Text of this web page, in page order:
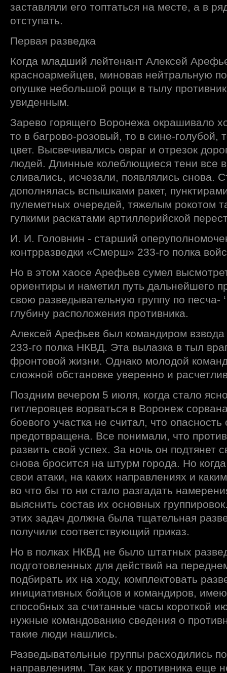
заставляли его топтаться на месте, а в
отступать.
Первая разведка
Когда младший лейтенант Алексей
красноармейцев, миновав нейтральную
опушке небольшой рощи в тылу
увиденным.
Зарево горящего Воронежа окрашивало
то в багрово-розовый, то в сине-голубой,
цвет. Высвечивались овраг и отрезок
людей. Длинные колеблющиеся тени все
сливались, исчезали, появлялись снова.
дополнялась вспышками ракет,
пулеметных очередей, тяжелым рокотом
гулкими раскатами артиллерийской
И. И. Головнин - старший
контрразведки «Смерш» 233-го полка
Но в этом хаосе Арефьев сумел
ориентиры и наметил путь дальнейшего
свою разведывательную группу по песча-
глубину расположения противника.
Алексей Арефьев был командиром взвода
233-го полка НКВД. Эта вылазка в тыл
фронтовой жизни. Однако молодой
сложной обстановке уверенно и
Поздним вечером 5 июля, когда стало
гитлеровцев ворваться в Воронеж
боевого участка не считал, что опасность
предотвращена. Все понимали, что
развить свой успех. За ночь он подтянет
снова бросится на штурм города. Но
свои атаки, на каких направлениях и
во что бы то ни стало разгадать
выяснить состав их основных
этих задач должна была тщательная
получили соответствующий приказ.
Но в полках НКВД не было штатных
подготовленных для действий на
подбирать их на ходу, комплектовать
инициативных бойцов и командиров,
способных за считанные часы короткой
нужные командованию сведения о
такие люди нашлись.
Разведывательные группы расходились
направлениям. Так как у противника еще